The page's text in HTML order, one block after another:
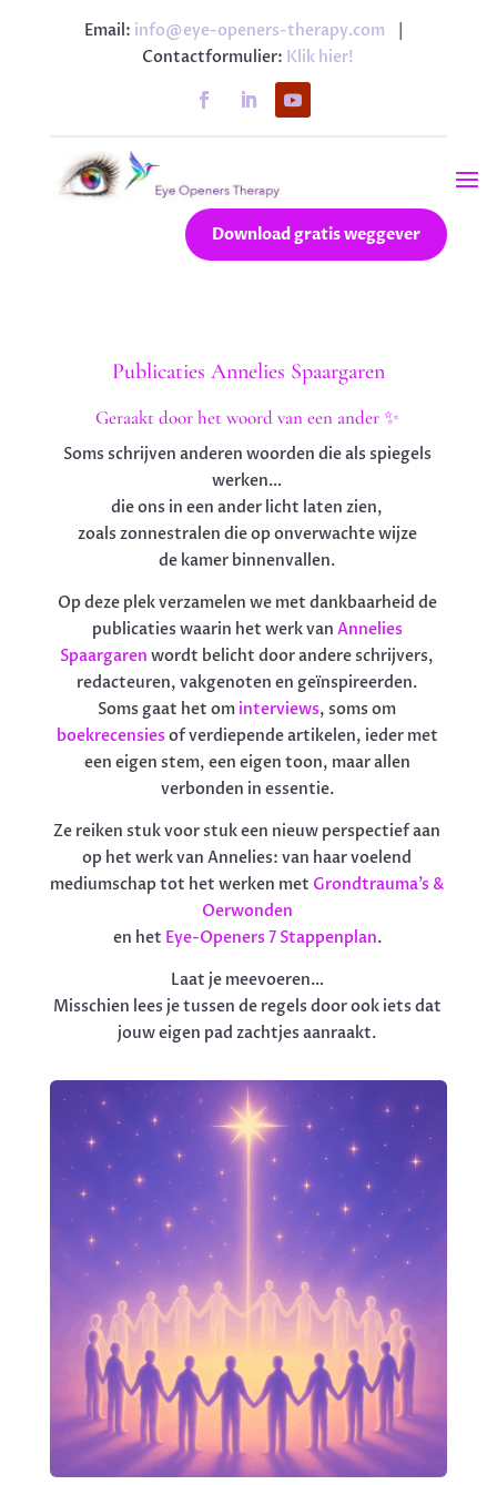
Email: info@eye-openers-therapy.com
Contactformulier: Klik hier!
Download gratis weggever
Publicaties Annelies Spaargaren
Geraakt door het woord van een ander ✨
Soms schrijven anderen woorden die als spiegels
werken…
die ons in een ander licht laten zien,
zoals zonnestralen die op onverwachte wijze
de kamer binnenvallen.
Op deze plek verzamelen we met dankbaarheid de
publicaties waarin het werk van Annelies
Spaargaren wordt belicht door andere schrijvers,
redacteuren, vakgenoten en geïnspireerden.
Soms gaat het om interviews, soms om
boekrecensiesof verdiepende artikelen, ieder met
een eigen stem, een eigen toon, maar allen
verbonden in essentie.
Ze reiken stuk voor stuk een nieuw perspectief aan
op het werk van Annelies: van haar voelend
mediumschap tot het werken met Grondtrauma’s &
Oerwonden
en het Eye-Openers 7 Stappenplan.
Laat je meevoeren…
Misschien lees je tussen de regels door ook iets dat
jouw eigen pad zachtjes aanraakt.